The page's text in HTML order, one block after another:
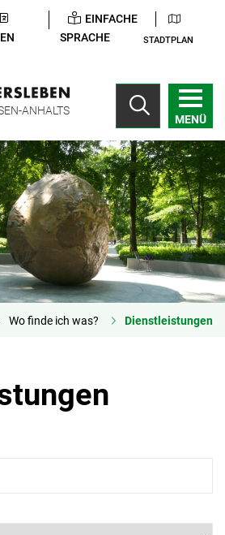
EINFACHE
SPRACHE
STADTPLAN
ANHALTS
MENÜ
Wo finde ich was? Dienstleistungen